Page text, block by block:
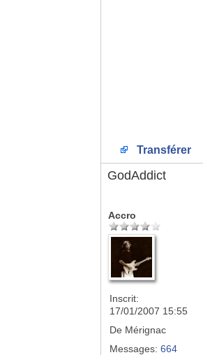
Transférer
GodAddict
Accro
Inscrit:
17/01/2007 15:55
De Mérignac
Messages: 664